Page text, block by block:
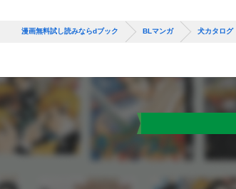
漫画無料試し読みならdブック BLマンガ 犬カタログ